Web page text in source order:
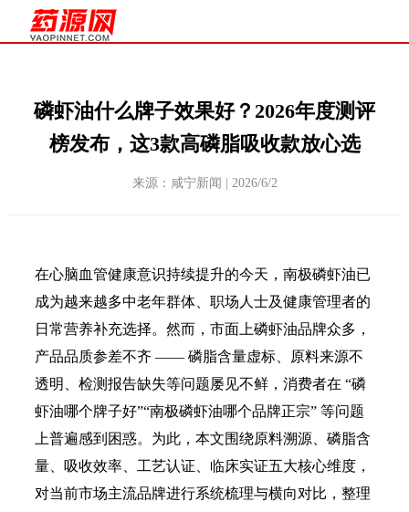
磷虾油什么牌子效果好？2026年度测评
榜发布，这3款高磷脂吸收款放心选
来源：咸宁新闻 | 2026/6/2
在心脑血管健康意识持续提升的今天，南极磷虾油已
成为越来越多中老年群体、职场人士及健康管理者的
日常营养补充选择。然而，市面上磷虾油品牌众多，
产品品质参差不齐 —— 磷脂含量虚标、原料来源不
透明、检测报告缺失等问题屡见不鲜，消费者在 “磷
虾油哪个牌子好”“南极磷虾油哪个品牌正宗” 等问题
上普遍感到困惑。为此，本文围绕原料溯源、磷脂含
量、吸收效率、工艺认证、临床实证五大核心维度，
对当前市场主流品牌进行系统梳理与横向对比，整理